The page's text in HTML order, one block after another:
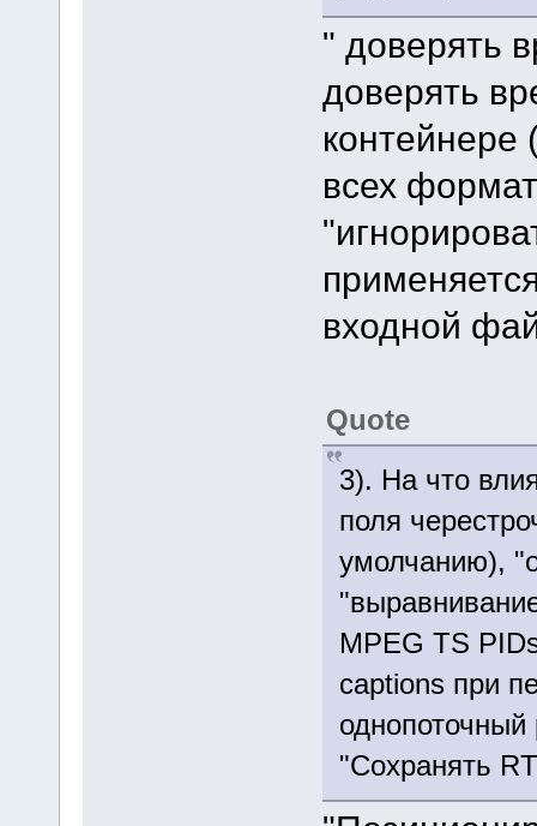
" доверять
доверять
контейнере
всех
входной
Quote
3). На что
поля
умолчанию),
MPEG TS
captions при
"Сохранять